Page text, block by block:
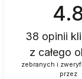
38 opinii
z całego
zebranych i
przez